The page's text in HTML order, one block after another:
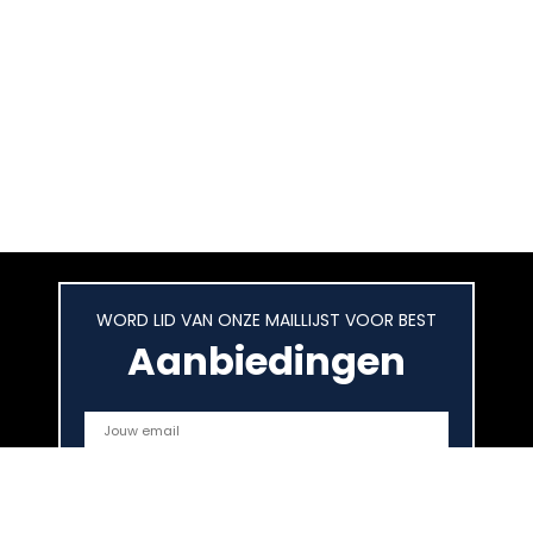
WORD LID VAN ONZE MAILLIJST VOOR BEST
Aanbiedingen